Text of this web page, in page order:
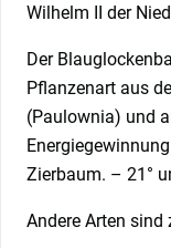
Wilhelm II der
Der
Pflanzenart aus
(Paulownia) und
Zierbaum. – 21°
Andere Arten sind